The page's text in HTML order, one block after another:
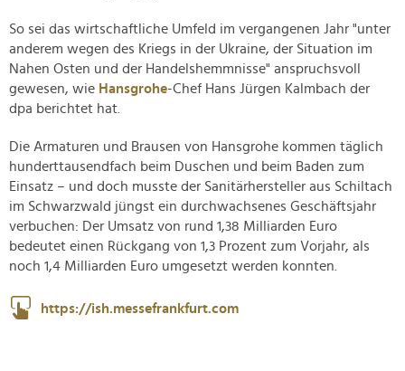
So sei das wirtschaftliche Umfeld im vergangenen Jahr "unter
anderem wegen des Kriegs in der Ukraine, der Situation im
Nahen Osten und der Handelshemmnisse" anspruchsvoll
gewesen, wie Hansgrohe-Chef Hans Jürgen Kalmbach der
dpa berichtet hat.
Die Armaturen und Brausen von Hansgrohe kommen täglich
hunderttausendfach beim Duschen und beim Baden zum
Einsatz – und doch musste der Sanitärhersteller aus Schiltach
im Schwarzwald jüngst ein durchwachsenes Geschäftsjahr
verbuchen: Der Umsatz von rund 1,38 Milliarden Euro
bedeutet einen Rückgang von 1,3 Prozent zum Vorjahr, als
noch 1,4 Milliarden Euro umgesetzt werden konnten.
https://ish.messefrankfurt.com